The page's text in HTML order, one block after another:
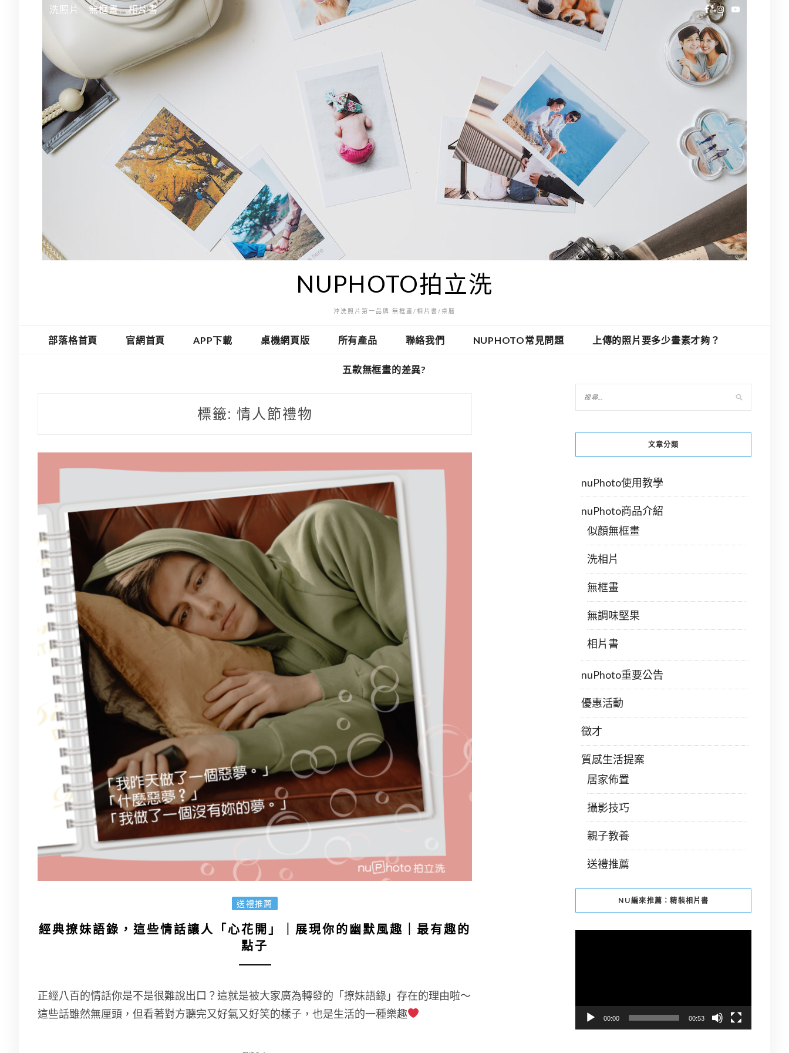
洗照片 無框畫 相片書
NUPHOTO拍立洗
沖洗照片第一品牌 無框畫/相片書/桌曆
部落格首頁 官網首頁 APP下載 桌機網頁版 所有產品 聯絡我們 NUPHOTO常見問題 上傳的照片要多少畫素才夠？
五款無框畫的差異?
標籤: 情人節禮物
送禮推薦
經典撩妹語錄，這些情話讓人「心花開」｜展現你的幽默風趣｜最有趣的
點子
正經八百的情話你是不是很難說出口？這就是被大家廣為轉發的「撩妹語錄」存在的理由啦～
這些話雖然無厘頭，但看著對方聽完又好氣又好笑的樣子，也是生活的一種樂趣
文章分類
nuPhoto使用教學
nuPhoto商品介紹
似顏無框畫
洗相片
無框畫
無調味堅果
相片書
nuPhoto重要公告
優惠活動
徵才
質感生活提案
居家佈置
攝影技巧
親子教養
送禮推薦
NU編來推薦：精裝相片書
器
00:00 00:53